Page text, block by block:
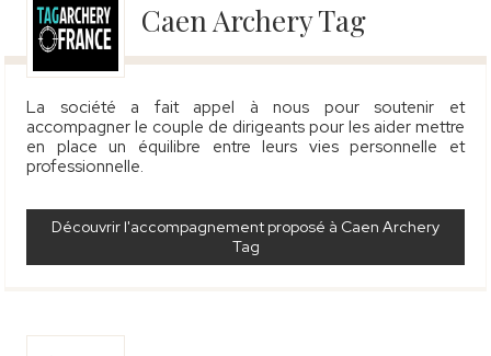
Caen Archery Tag
La société a fait appel à nous pour soutenir et
accompagner le couple de dirigeants pour les aider mettre
en place un équilibre entre leurs vies personnelle et
professionnelle.
Découvrir l'accompagnement proposé à Caen Archery
Tag